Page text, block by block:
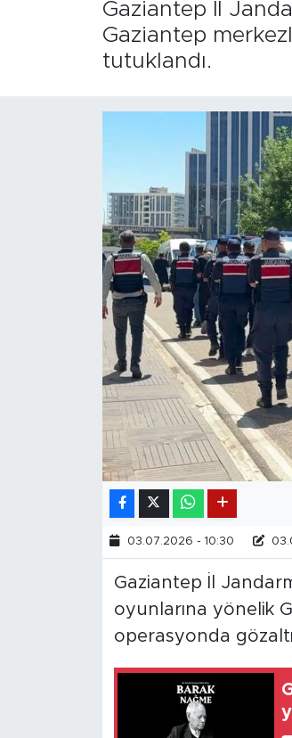
Gaziantep İl
Gaziantep
tutuklandı.
03.07.2026 - 10:30
Gaziantep İl
oyunlarına yönelik
operasyonda